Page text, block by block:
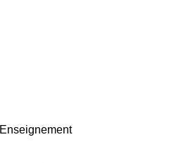
Enseignement